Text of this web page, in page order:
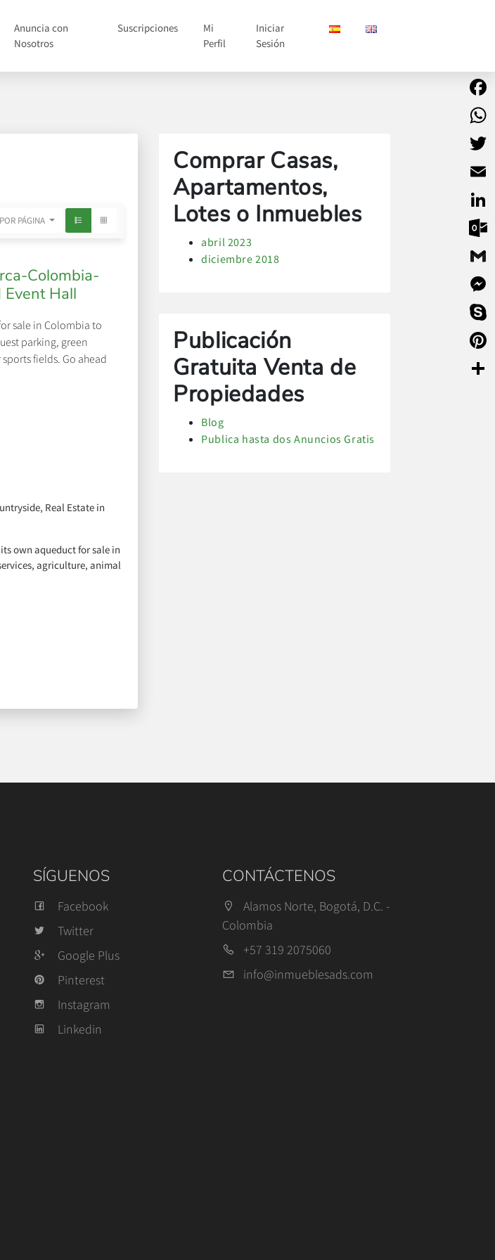
Anuncia con
Nosotros
Suscripciones
Mi
Perfil
Iniciar
Sesión
POR PÁGINA
Colombia-
Hall
for sale in Colombia to
parking, green
fields. Go ahead
Real Estate in
own aqueduct for sale in
agriculture, animal
Comprar Casas,
Apartamentos,
Lotes o Inmuebles
abril 2023
diciembre 2018
Publicación
Gratuita Venta de
Propiedades
Blog
Publica hasta dos Anuncios Gratis
SÍGUENOS
Facebook
Twitter
Google Plus
Pinterest
Instagram
Linkedin
CONTÁCTENOS
Alamos Norte, Bogotá, D.C. -
Colombia
+57 319 2075060
info@inmueblesads.com
Email
Gmail
Skype